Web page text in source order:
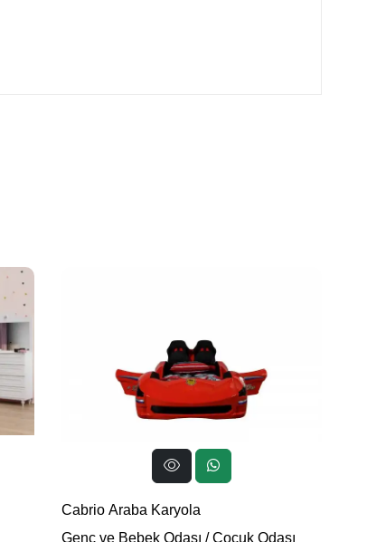
Cabrio Araba Karyola
Genç ve Bebek Odası /Çocuk Odası